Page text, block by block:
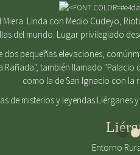
Linda con Medio Cudeyo,
del mundo. Lugar privilegiado
pequeñas elevaciones,
también llamado
como la de San Ignacio con la
de misterios y
Entorno